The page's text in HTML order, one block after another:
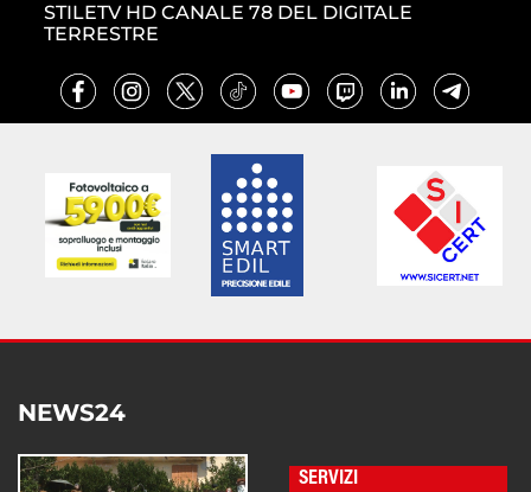
STILETV HD CANALE 78 DEL DIGITALE
TERRESTRE
NEWS24
SERVIZI